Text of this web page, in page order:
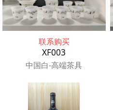
联系购买
XF003
中国白-高端茶具